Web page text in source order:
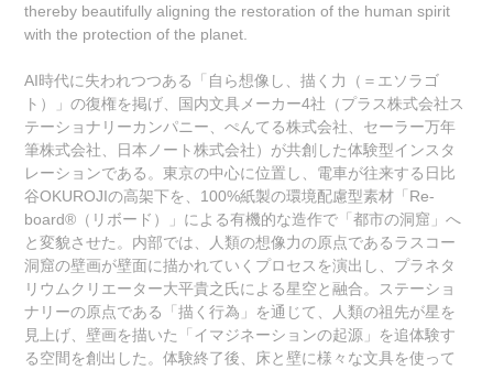
thereby beautifully aligning the restoration of the human spirit
with the protection of the planet.
AI時代に失われつつある「自ら想像し、描く力（＝エソラゴ
ト）」の復権を掲げ、国内文具メーカー4社（プラス株式会社ス
テーショナリーカンパニー、ぺんてる株式会社、セーラー万年
筆株式会社、日本ノート株式会社）が共創した体験型インスタ
レーションである。東京の中心に位置し、電車が往来する日比
谷OKUROJIの高架下を、100%紙製の環境配慮型素材「Re-
board®（リボード）」による有機的な造作で「都市の洞窟」へ
と変貌させた。内部では、人類の想像力の原点であるラスコー
洞窟の壁画が壁面に描かれていくプロセスを演出し、プラネタ
リウムクリエーター大平貴之氏による星空と融合。ステーショ
ナリーの原点である「描く行為」を通じて、人類の祖先が星を
見上げ、壁画を描いた「イマジネーションの起源」を追体験す
る空間を創出した。体験終了後、床と壁に様々な文具を使って